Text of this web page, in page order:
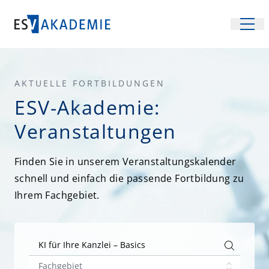
Fachgebiete
Management und Wirtschaft
Betriebssicherheit
Energiewirtschaftsrecht
Inhouse-Schulungen
Unsere Räume
Räume mieten
Virtueller Rundgang
Über uns
Team und Services
FAQ
Newsletter
AKTUELLE FORTBILDUNGEN
ESV-Akademie:
Veranstaltungen
Finden Sie in unserem Veranstaltungskalender
schnell und einfach die passende Fortbildung zu
Ihrem Fachgebiet.
Nach Inhalt oder Referierenden suchen